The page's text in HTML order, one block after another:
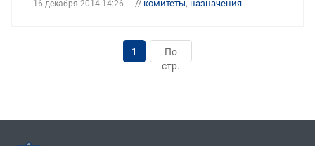
16 декабря 2014 14:26 // комитеты, назначения
1
По
стр.